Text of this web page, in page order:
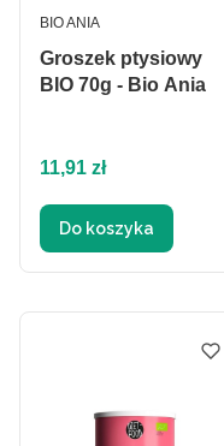
Groszek ptysiowy
BIO 70g - Bio Ania
PRODUCENT
BIO ANIA
Cena
11,91 zł
Do koszyka